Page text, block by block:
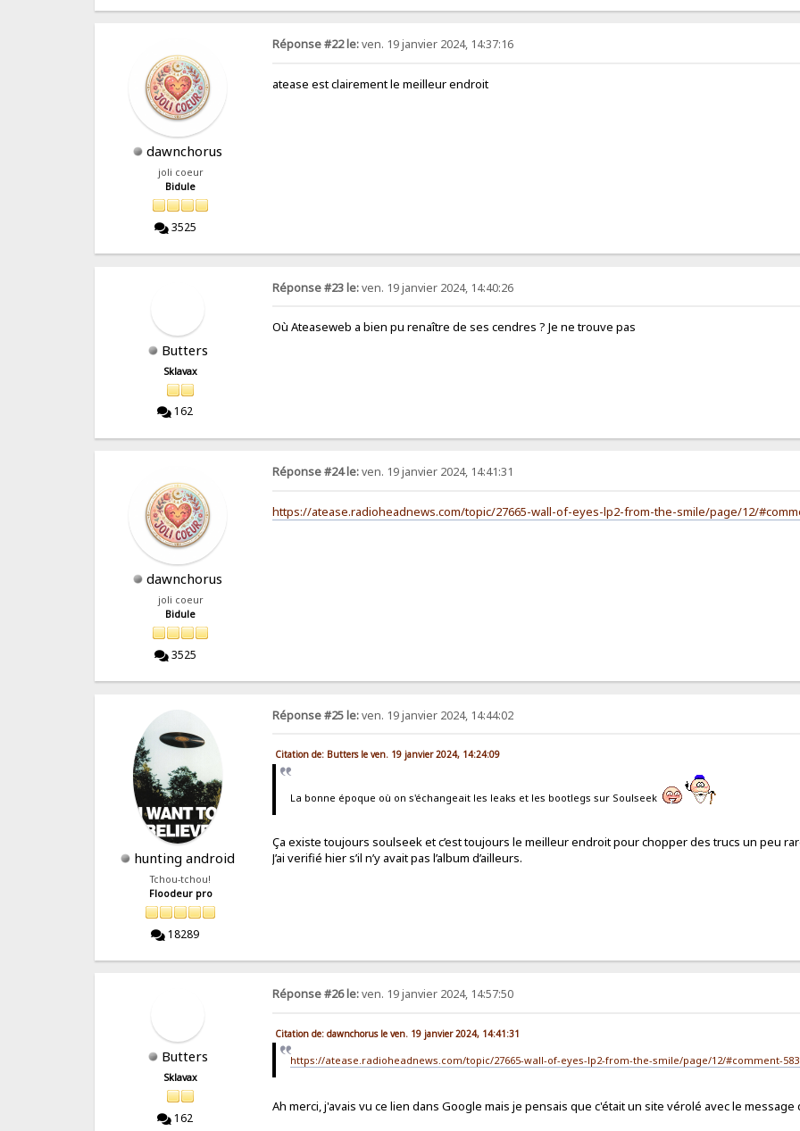
dawnchorus
joli coeur
Bidule
3525
Réponse #22 le:ven. 19 janvier 2024, 14:37:16
atease est clairement le meilleur endroit
Butters
Sklavax
162
Réponse #23 le:ven. 19 janvier 2024, 14:40:26
Où Ateaseweb a bien pu renaître de ses cendres ? Je ne trouve pas
dawnchorus
joli coeur
Bidule
3525
Réponse #24 le:ven. 19 janvier 2024, 14:41:31
https://atease.radioheadnews.com/topic/27665-wall-of-eyes-lp2-from-the-smile/page/12/
hunting android
Tchou-tchou!
Floodeur pro
18289
Réponse #25 le:ven. 19 janvier 2024, 14:44:02
Citation de: Butters le ven. 19 janvier 2024, 14:24:09
La bonne époque où on s'échangeait les leaks et les bootlegs sur Soulseek
Ça existe toujours soulseek et c’est toujours le meilleur endroit pour chopper des trucs un peu
J’ai verifié hier s’il n’y avait pas l’album d’ailleurs.
Butters
Sklavax
162
Réponse #26 le:ven. 19 janvier 2024, 14:57:50
Citation de: dawnchorus le ven. 19 janvier 2024, 14:41:31
https://atease.radioheadnews.com/topic/27665-wall-of-eyes-lp2-from-the-smile/page/12/#comment-
Ah merci, j'avais vu ce lien dans Google mais je pensais que c'était un site vérolé avec le